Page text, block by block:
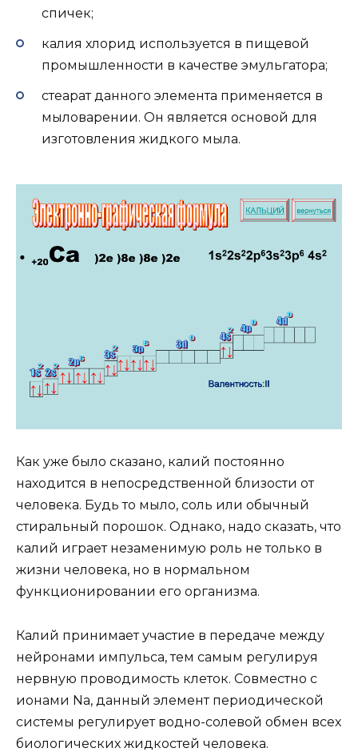
спичек;
калия хлорид используется в пищевой
промышленности в качестве эмульгатора;
стеарат данного элемента применяется в
мыловарении. Он является основой для
изготовления жидкого мыла.
Как уже было сказано, калий постоянно
находится в непосредственной близости от
человека. Будь то мыло, соль или обычный
стиральный порошок. Однако, надо сказать, что
калий играет незаменимую роль не только в
жизни человека, но в нормальном
функционировании его организма.
Калий принимает участие в передаче между
нейронами импульса, тем самым регулируя
нервную проводимость клеток. Совместно с
ионами Na, данный элемент периодической
системы регулирует водно-солевой обмен всех
биологических жидкостей человека.